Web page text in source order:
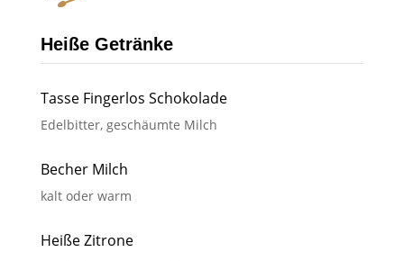
Heiße Getränke
Tasse Fingerlos Schokolade
Edelbitter, geschäumte Milch
Becher Milch
kalt oder warm
Heiße Zitrone